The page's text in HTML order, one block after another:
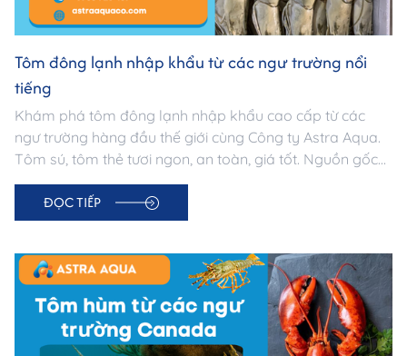
Tôm đông lạnh nhập khẩu từ các ngư trường nổi
tiếng
Khám phá tôm đông lạnh nhập khẩu cao cấp từ các
ngư trường hàng đầu thế giới cùng Công ty Astra Aqua.
Tôm sú, tôm thẻ tươi ngon, an toàn, giá tốt. Nguồn gốc
minh bạch – Đạt chuẩn xuất khẩu.
ĐỌC TIẾP